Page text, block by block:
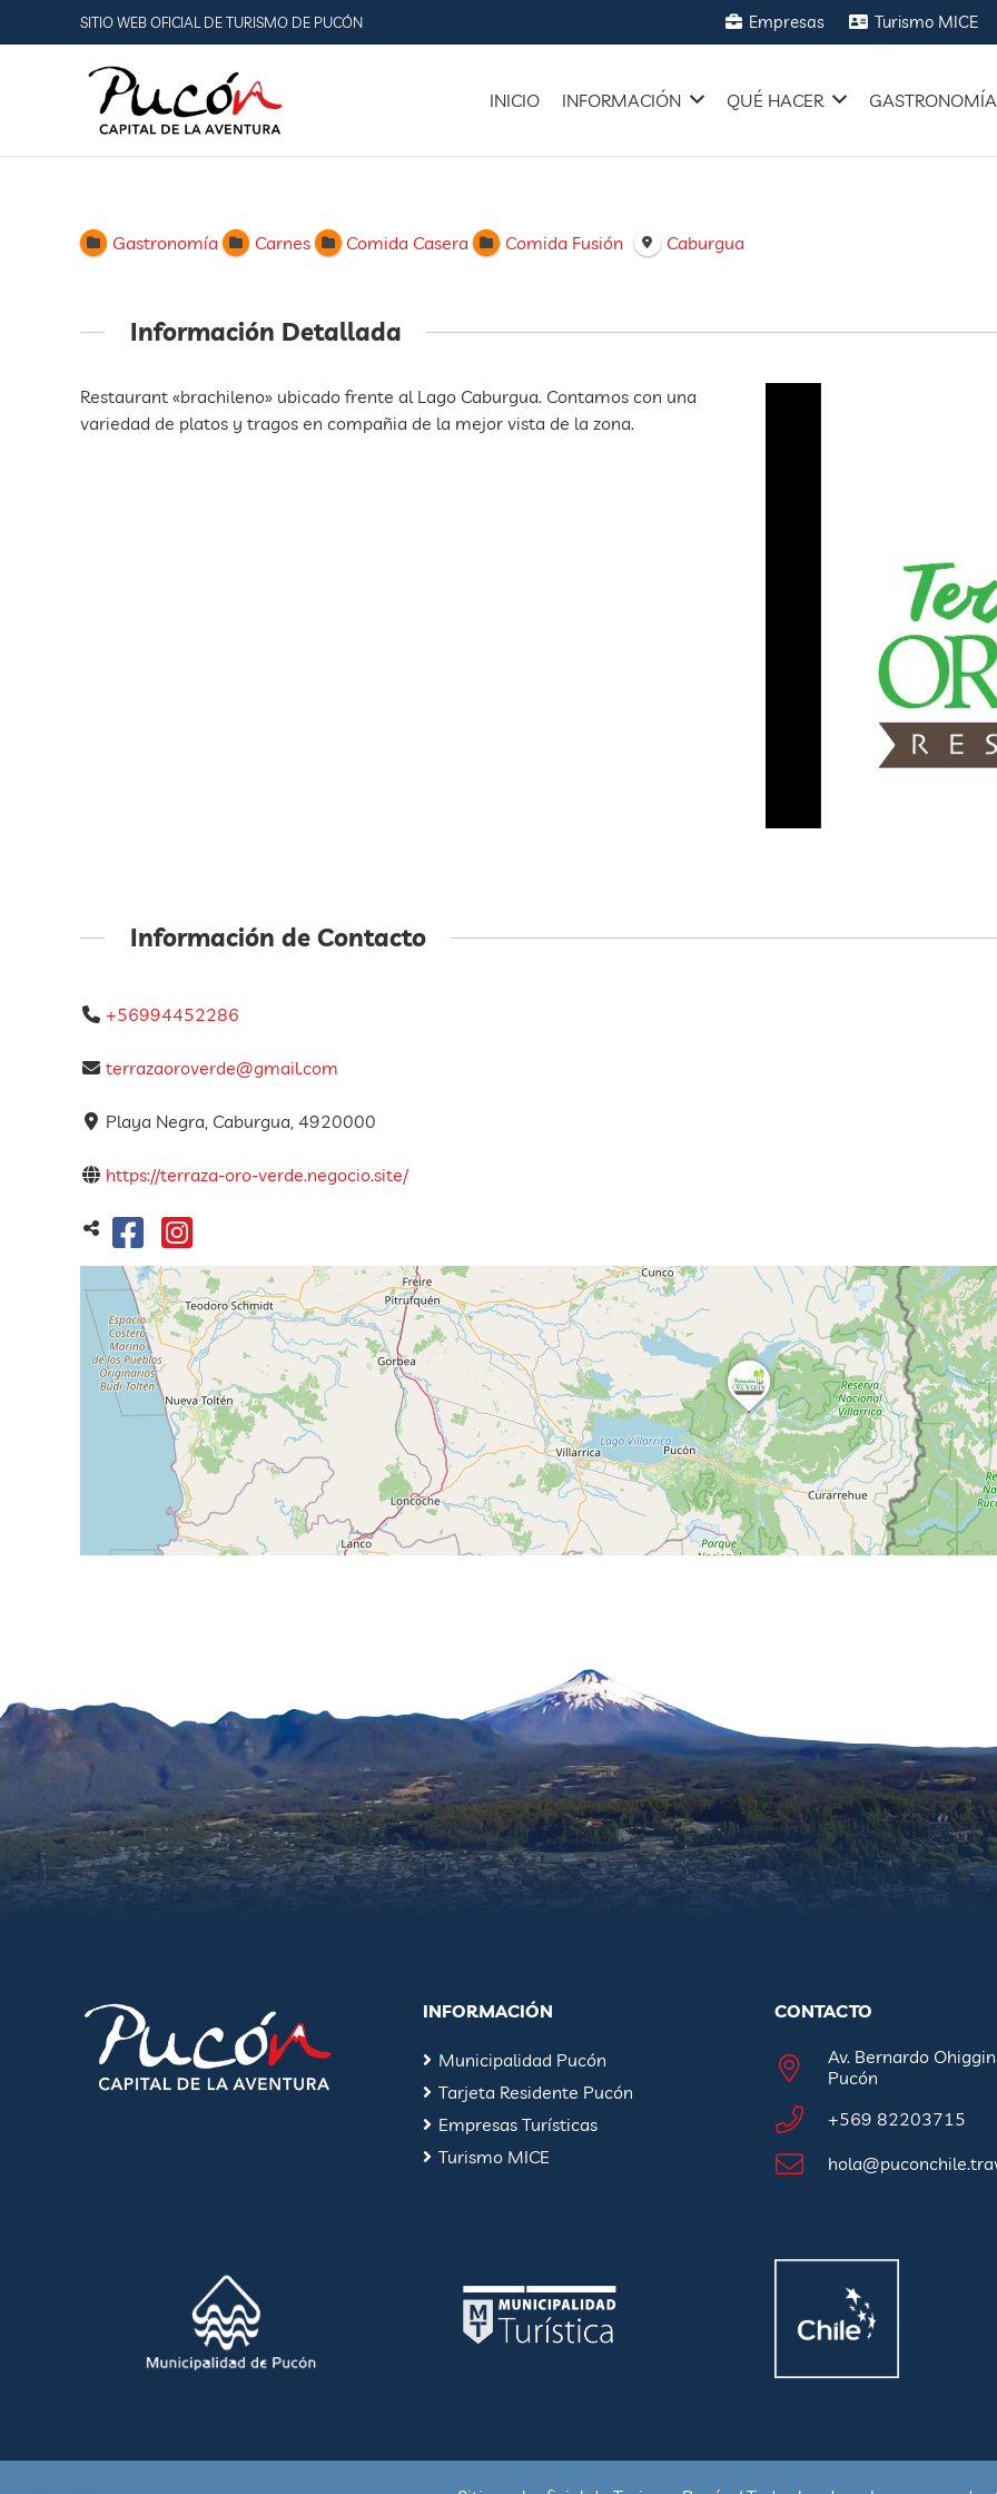
SITIO WEB OFICIAL DE TURISMO DE PUCÓN Empresas Turismo MICE
INICIO INFORMACIÓN QUÉ HACER GASTRONOMÍA
Gastronomía Carnes Comida Casera Comida Fusión Caburgua
Información Detallada
Restaurant «brachileno» ubicado frente al Lago Caburgua. Contamos con una
variedad de platos y tragos en compañia de la mejor vista de la zona.
Información de Contacto
+56994452286
terrazaoroverde@gmail.com
Playa Negra, Caburgua, 4920000
https://terraza-oro-verde.negocio.site/
INFORMACIÓN
Municipalidad Pucón
Tarjeta Residente Pucón
Empresas Turísticas
Turismo MICE
CONTACTO
Av. Bernardo
Pucón
+569 82203715